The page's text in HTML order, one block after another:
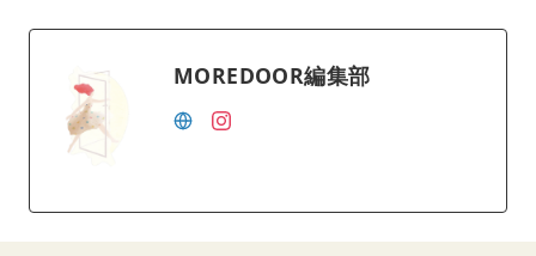
MOREDOOR編集部